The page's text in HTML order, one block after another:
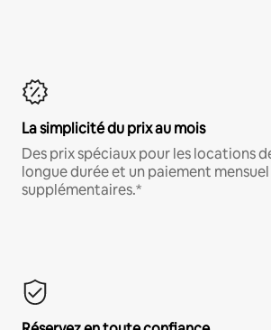
La simplicité du prix au mois
Des prix spéciaux pour les locations
longue durée et un paiement
supplémentaires.*